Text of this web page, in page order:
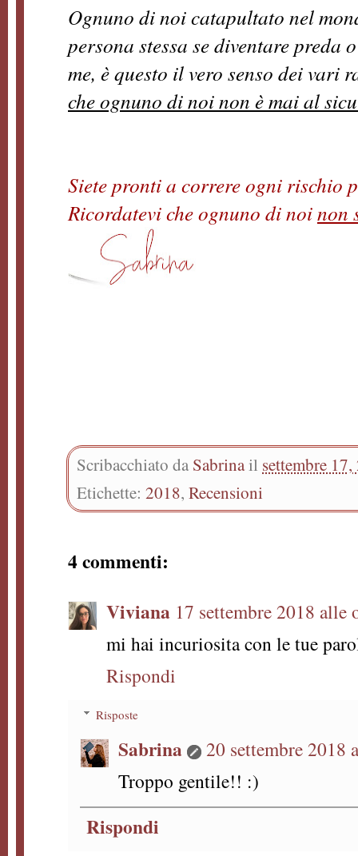
Ognuno di noi catapultato nel
persona stessa se diventare preda
me, è questo il vero senso dei vari
che ognuno di noi non è mai al
Siete pronti a correre ogni rischio
Ricordatevi che ognuno di noinon
Scribacchiato da Sabrina il settembre
Etichette: 2018, Recensioni
4 commenti:
Viviana 17 settembre 2018 alle
mi hai incuriosita con le tue
Rispondi
Risposte
Sabrina
20 settembre 2018
Troppo gentile!! :)
Rispondi